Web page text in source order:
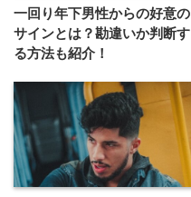
一回り年下男性からの好意の
サインとは？勘違いか判断す
る方法も紹介！